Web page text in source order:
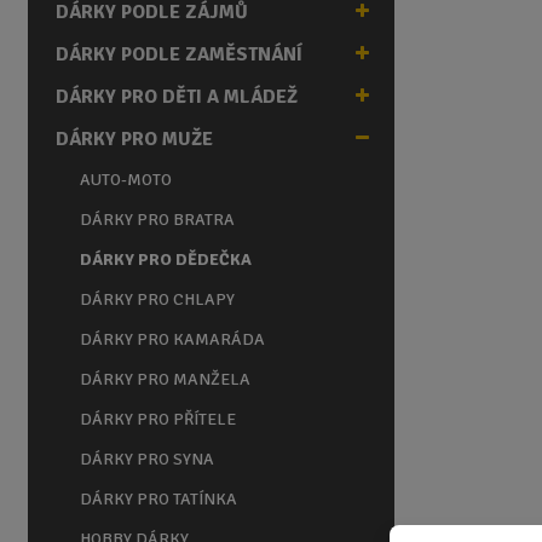
aDÁRKY PODLE ZÁJMŮ
DÁRKY PODLE ZAMĚSTNÁNÍ
DÁRKY PRO DĚTI A MLÁDEŽ
DÁRKY PRO MUŽE
AUTO-MOTO
DÁRKY PRO BRATRA
DÁRKY PRO DĚDEČKA
DÁRKY PRO CHLAPY
DÁRKY PRO KAMARÁDA
DÁRKY PRO MANŽELA
DÁRKY PRO PŘÍTELE
DÁRKY PRO SYNA
DÁRKY PRO TATÍNKA